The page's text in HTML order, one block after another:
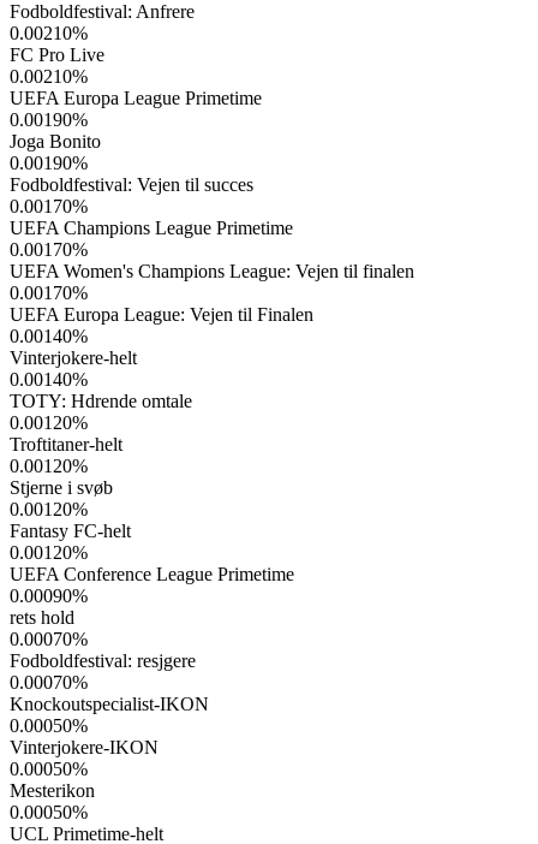
Fodboldfestival: Anfrere
0.00210%
FC Pro Live
0.00210%
UEFA Europa League Primetime
0.00190%
Joga Bonito
0.00190%
Fodboldfestival: Vejen til succes
0.00170%
UEFA Champions League Primetime
0.00170%
UEFA Women's Champions League: Vejen til finalen
0.00170%
UEFA Europa League: Vejen til Finalen
0.00140%
Vinterjokere-helt
0.00140%
TOTY: Hdrende omtale
0.00120%
Troftitaner-helt
0.00120%
Stjerne i svøb
0.00120%
Fantasy FC-helt
0.00120%
UEFA Conference League Primetime
0.00090%
rets hold
0.00070%
Fodboldfestival: resjgere
0.00070%
Knockoutspecialist-IKON
0.00050%
Vinterjokere-IKON
0.00050%
Mesterikon
0.00050%
UCL Primetime-helt